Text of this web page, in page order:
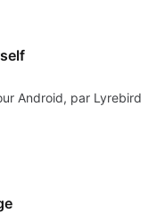
Android, par Lyrebird